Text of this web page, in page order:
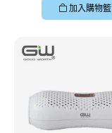
加入購物籃